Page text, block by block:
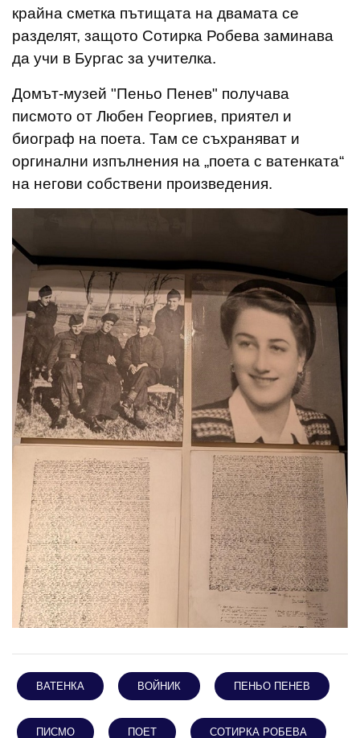
крайна сметка пътищата на двамата се
разделят, защото Сотирка Робева заминава
да учи в Бургас за учителка.
Домът-музей "Пеньо Пенев" получава
писмото от Любен Георгиев, приятел и
биограф на поета. Там се съхраняват и
оргинални изпълнения на „поета с ватенката“
на негови собствени произведения.
ВАТЕНКА ВОЙНИК ПЕНЬО ПЕНЕВ
ПИСМО ПОЕТ СОТИРКА РОБЕВА